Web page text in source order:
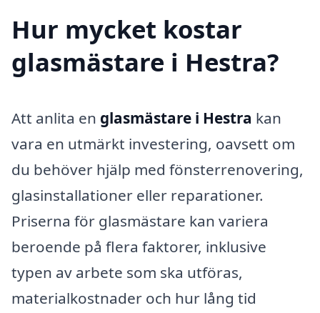
Hur mycket kostar
glasmästare i Hestra?
Att anlita en glasmästare i Hestra kan
vara en utmärkt investering, oavsett om
du behöver hjälp med fönsterrenovering,
glasinstallationer eller reparationer.
Priserna för glasmästare kan variera
beroende på flera faktorer, inklusive
typen av arbete som ska utföras,
materialkostnader och hur lång tid